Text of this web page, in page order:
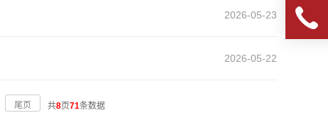
2026-05-23
2026-05-22
尾页 共8页71条数据